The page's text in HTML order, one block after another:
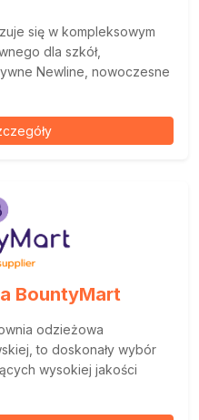
się w kompleksowym
dla szkół,
Newline, nowoczesne
BountyMart
odzieżowa
to doskonały wybór
wysokiej jakości